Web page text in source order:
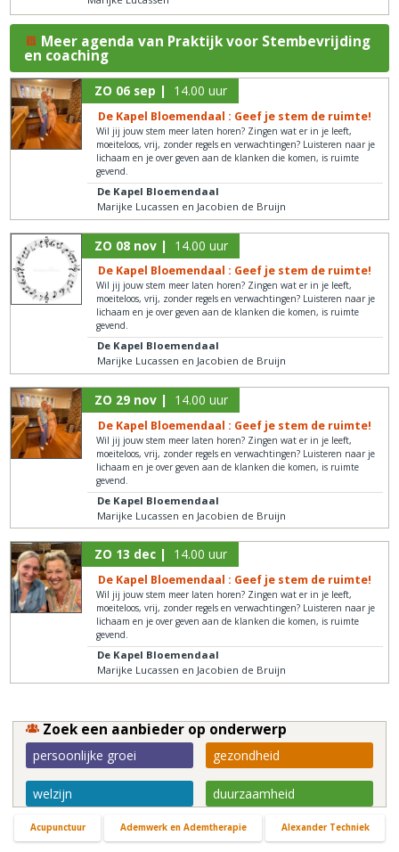
Meer agenda van Praktijk voor Stembevrijding
en coaching
ZO 06 sep | 14.00 uur
De Kapel Bloemendaal : Geef je stem de ruimte!
Wil jij jouw stem meer laten horen? Zingen wat er in je leeft,
moeiteloos, vrij, zonder regels en verwachtingen? Luisteren naar je
lichaam en je over geven aan de klanken die komen, is ruimte
gevend.
De Kapel Bloemendaal
Marijke Lucassen en Jacobien de Bruijn
ZO 08 nov | 14.00 uur
De Kapel Bloemendaal : Geef je stem de ruimte!
Wil jij jouw stem meer laten horen? Zingen wat er in je leeft,
moeiteloos, vrij, zonder regels en verwachtingen? Luisteren naar je
lichaam en je over geven aan de klanken die komen, is ruimte
gevend.
De Kapel Bloemendaal
Marijke Lucassen en Jacobien de Bruijn
ZO 29 nov | 14.00 uur
De Kapel Bloemendaal : Geef je stem de ruimte!
Wil jij jouw stem meer laten horen? Zingen wat er in je leeft,
moeiteloos, vrij, zonder regels en verwachtingen? Luisteren naar je
lichaam en je over geven aan de klanken die komen, is ruimte
gevend.
De Kapel Bloemendaal
Marijke Lucassen en Jacobien de Bruijn
ZO 13 dec | 14.00 uur
De Kapel Bloemendaal : Geef je stem de ruimte!
Wil jij jouw stem meer laten horen? Zingen wat er in je leeft,
moeiteloos, vrij, zonder regels en verwachtingen? Luisteren naar je
lichaam en je over geven aan de klanken die komen, is ruimte
gevend.
De Kapel Bloemendaal
Marijke Lucassen en Jacobien de Bruijn
Zoek een aanbieder op onderwerp
persoonlijke groei gezondheid
welzijn duurzaamheid
Acupunctuur Ademwerk en Ademtherapie Alexander Techniek